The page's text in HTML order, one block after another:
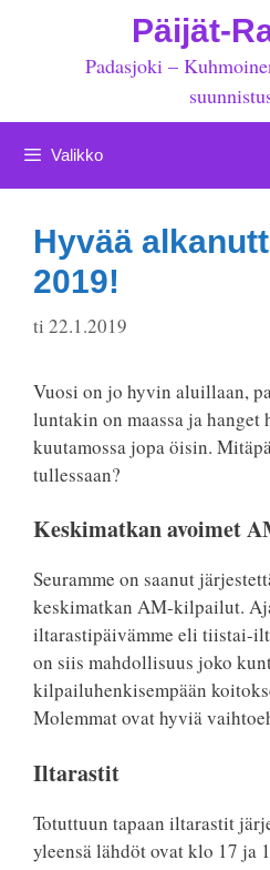
Päijät-
Padasjoki –
Valikko
Hyvää
2019!
ti 22.1.2019
Vuosi on jo hyvin aluillaan,
luntakin on maassa ja hanget
kuutamossa jopa öisin.
tullessaan?
Keskimatkan avoimet
Seuramme on saanut
keskimatkan AM-kilpailut.
iltarastipäivämme eli tiistai-
on siis mahdollisuus joko
kilpailuhenkisempään
Molemmat ovat hyviä
Iltarastit
Totuttuun tapaan iltarastit
yleensä lähdöt ovat klo 17 ja